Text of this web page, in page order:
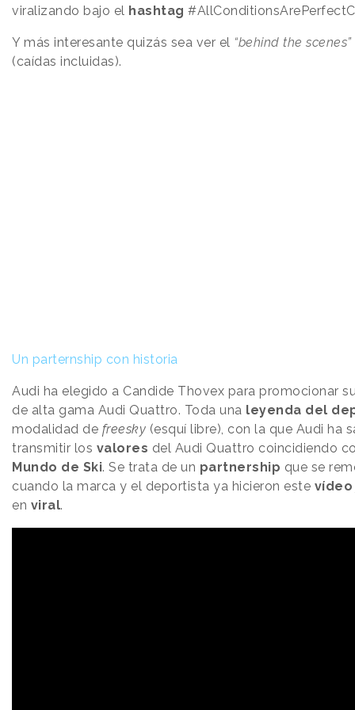
viralizando bajo el hashtag
Y más interesante quizás sea ver el “behind the scenes”
(caídas incluidas).
Un parternship con historia
Audi ha elegido a Candide Thovex para promocionar
de alta gama Audi Quattro. Toda una leyenda del
modalidad de freesky (esquí libre), con la que Audi ha
transmitir los valores del Audi Quattro coincidiendo
Mundo de Ski. Se trata de un partnership que se
cuando la marca y el deportista ya hicieron este vídeo
en viral.